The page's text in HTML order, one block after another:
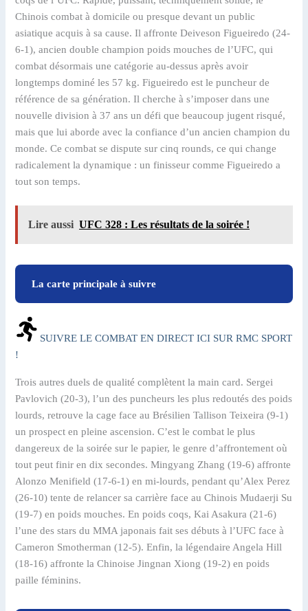
Chinois combat à domicile ou presque devant un public
asiatique acquis à sa cause. Il affronte Deiveson Figueiredo (24-
6-1), ancien double champion poids mouches de l’UFC, qui
combat désormais une catégorie au-dessus après avoir
longtemps dominé les 57 kg. Figueiredo est le puncheur de
référence de sa génération. Il cherche à s’imposer dans une
nouvelle division à 37 ans un défi que beaucoup jugent risqué,
mais que lui aborde avec la confiance d’un ancien champion du
monde. Ce combat se dispute sur cinq rounds, ce qui change
radicalement la dynamique : un finisseur comme Figueiredo a
tout son temps.
Lire aussi UFC 328 : Les résultats de la soirée !
La carte principale à suivre
SUIVRE LE COMBAT EN DIRECT ICI SUR RMC SPORT
!
Trois autres duels de qualité complètent la main card. Sergei
Pavlovich (20-3), l’un des puncheurs les plus redoutés des poids
lourds, retrouve la cage face au Brésilien Tallison Teixeira (9-1)
un prospect en pleine ascension. C’est le combat le plus
dangereux de la soirée sur le papier, le genre d’affrontement où
tout peut finir en dix secondes. Mingyang Zhang (19-6) affronte
Alonzo Menifield (17-6-1) en mi-lourds, pendant qu’Alex Perez
(26-10) tente de relancer sa carrière face au Chinois Mudaerji Su
(19-7) en poids mouches. En poids coqs, Kai Asakura (21-6)
l’une des stars du MMA japonais fait ses débuts à l’UFC face à
Cameron Smotherman (12-5). Enfin, la légendaire Angela Hill
(18-16) affronte la Chinoise Jingnan Xiong (19-2) en poids
paille féminins.